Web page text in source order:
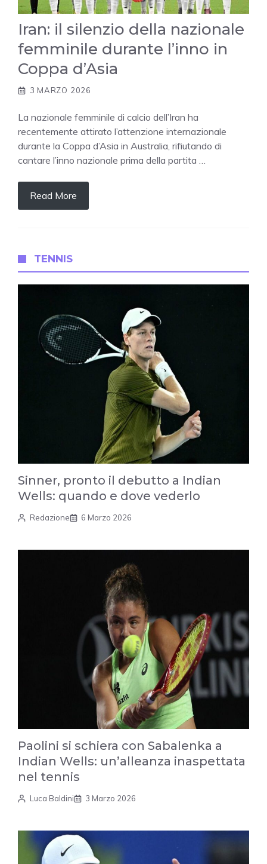
Iran: il silenzio della nazionale
femminile durante l’inno in
Coppa d’Asia
3 MARZO 2026
La nazionale femminile di calcio dell’Iran ha
recentemente attirato l’attenzione internazionale
durante la Coppa d’Asia in Australia, rifiutando di
cantare l’inno nazionale prima della partita …
Read More
TENNIS
Sinner, pronto il debutto a Indian
Wells: quando e dove vederlo
Redazione 6 Marzo 2026
Paolini si schiera con Sabalenka a
Indian Wells: un’alleanza inaspettata
nel tennis
Luca Baldini 3 Marzo 2026